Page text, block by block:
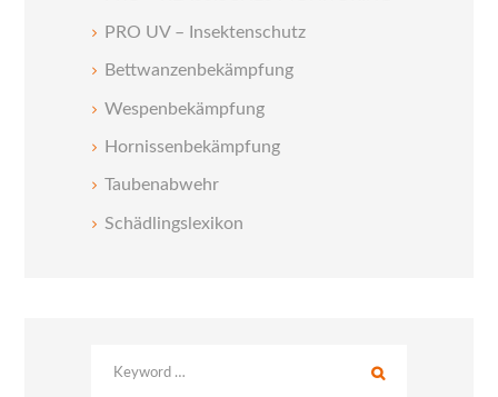
PRO UV – Insektenschutz
Bettwanzenbekämpfung
Wespenbekämpfung
Hornissenbekämpfung
Taubenabwehr
Schädlingslexikon